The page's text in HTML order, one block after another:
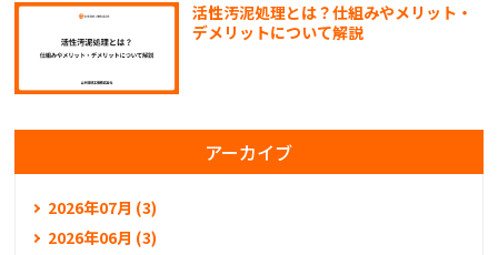
活性汚泥処理とは？仕組みやメリット・
デメリットについて解説
アーカイブ
2026年07月 (3)
2026年06月 (3)